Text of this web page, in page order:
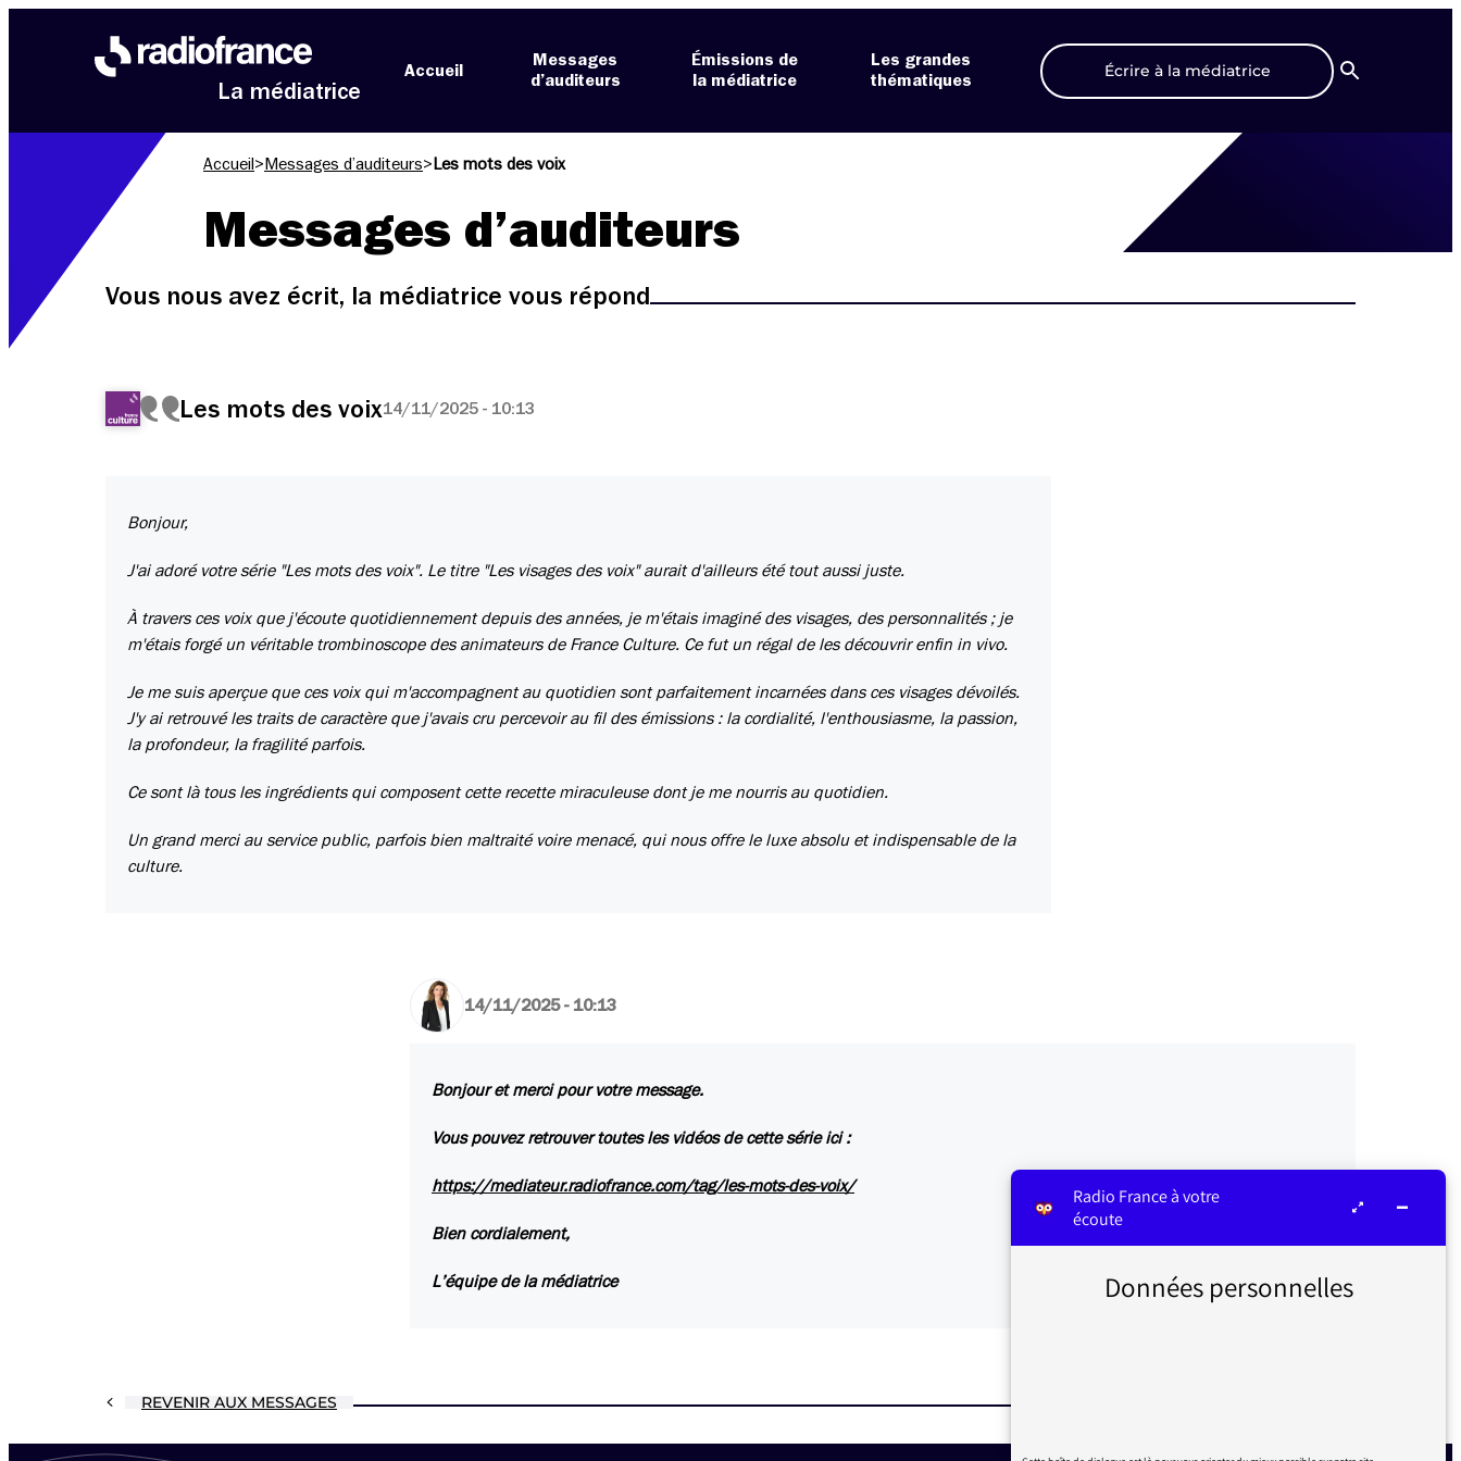
La médiatrice
Accueil
Messages
d’auditeurs
Émissions de
la médiatrice
Les grandes
thématiques
Écrire à la médiatrice
Recherche
Accueil > Messages d’auditeurs> Les mots des voix
Messages d’auditeurs
Vous nous avez écrit, la médiatrice vous répond
Les mots des voix14/11/2025 - 10:13
Bonjour,
J'ai adoré votre série "Les mots des voix". Le titre "Les visages des voix" aurait d'ailleurs été tout aussi juste.
À travers ces voix que j'écoute quotidiennement depuis des années, je m'étais imaginé des visages, des personnalités ; je
m'étais forgé un véritable trombinoscope des animateurs de France Culture. Ce fut un régal de les découvrir enfin in vivo.
Je me suis aperçue que ces voix qui m'accompagnent au quotidien sont parfaitement incarnées dans ces visages dévoilés.
J'y ai retrouvé les traits de caractère que j'avais cru percevoir au fil des émissions : la cordialité, l'enthousiasme, la passion,
la profondeur, la fragilité parfois.
Ce sont là tous les ingrédients qui composent cette recette miraculeuse dont je me nourris au quotidien.
Un grand merci au service public, parfois bien maltraité voire menacé, qui nous offre le luxe absolu et indispensable de la
culture.
14/11/2025 - 10:13
Bonjour et merci pour votre message.
Vous pouvez retrouver toutes les vidéos de cette série ici :
https://mediateur.radiofrance.com/tag/les-mots-des-voix/
Bien cordialement,
L’équipe de la médiatrice
REVENIR AUX MESSAGES
Radio France à votre
écoute
Données personnelles